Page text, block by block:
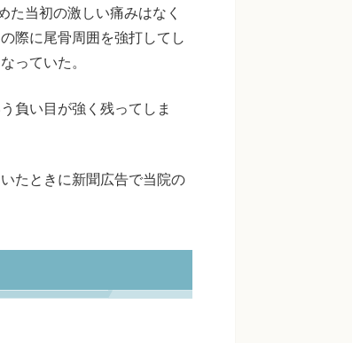
当初の激しい痛みはなく
際に尾骨周囲を強打してし
っていた。
負い目が強く残ってしま
たときに新聞広告で当院の